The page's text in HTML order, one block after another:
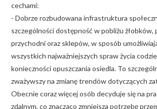
cechami:
- Dobrze rozbudowana infrastruktura
szczególności dostępność w pobliżu żłobków,
przychodni oraz sklepów, w sposób
wszystkich najważniejszych spraw życia
konieczności opuszczania osiedla. To
zważywszy na zmianę trendów dotyczących
Obecnie coraz więcej osób decyduje się na
zdalnym, co znacząco zmniejsza potrzebę